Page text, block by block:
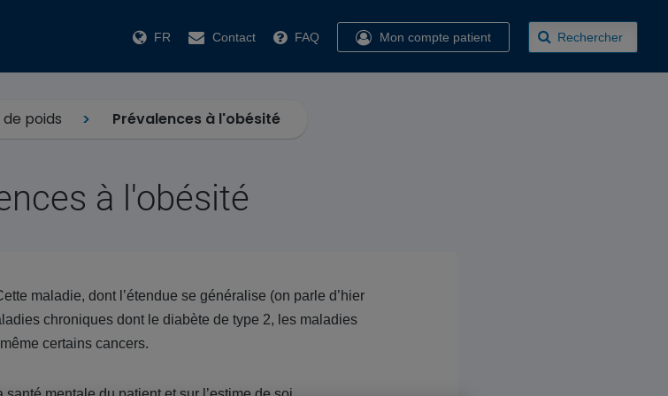
FR Contact FAQ Mon compte patient Rechercher
poids Prévalences à l'obésité
à l'obésité
maladie, dont l’étendue se généralise (on parle d’hier
chroniques dont le diabète de type 2, les maladies
certains cancers.